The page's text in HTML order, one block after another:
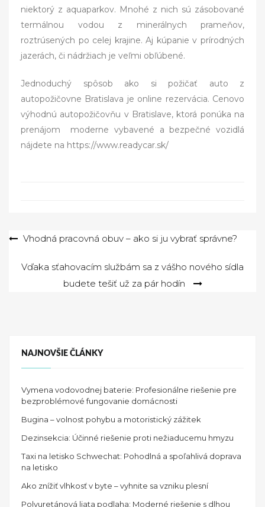
niektorý z aquaparkov. Mnohé z nich sú zásobované
termálnou vodou z minerálnych prameňov,
roztrúsených po celej krajine. Aj kúpanie v prírodných
jazerách, či nádržiach je veľmi obľúbené.
Jednoduchý spôsob ako si požičať auto z
autopožičovne Bratislava je online rezervácia. Cenovo
výhodnú autopožičovňu v Bratislave, ktorá ponúka na
prenájom moderne vybavené a bezpečné vozidlá
nájdete na https://www.readycar.sk/
Navigácia
Vhodná pracovná obuv – ako si ju vybrať správne?
Vďaka sťahovacím službám sa z vášho nového sídla
budete tešiť už za pár hodín
NAJNOVŠIE ČLÁNKY
Vymena vodovodnej baterie: Profesionálne riešenie pre
bezproblémové fungovanie domácnosti
Bugina – volnost pohybu a motoristický zážitek
Dezinsekcia: Účinné riešenie proti nežiaducemu hmyzu
Taxi na letisko Schwechat: Pohodlná a spoľahlivá doprava
na letisko
Ako znížiť vlhkosť v byte – vyhnite sa vzniku plesní
Polyuretánová liata podlaha: Moderné riešenie s dlhou